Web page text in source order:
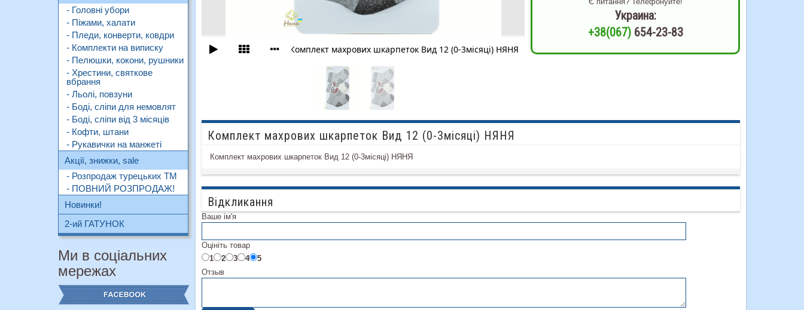
- Головні убори
- Піжами, халати
- Пледи, конверти, ковдри
- Комплекти на виписку
- Пелюшки, кокони, рушники
- Хрестини, святкове
вбрання
- Льолі, повзуни
- Боді, сліпи для немовлят
- Боді, сліпи від 3 місяців
- Кофти, штани
- Рукавички на манжеті
Акції, знижки, sale
- Розпродаж турецьких ТМ
- ПОВНИЙ РОЗПРОДАЖ!
Новинки!
2-ий ГАТУНОК
Ми в соціальних
мережах
Комплект махрових шкарпеток Вид 12 (0-3місяці) НЯНЯ
Украина:
+38(067)654-23-83
Комплект махрових шкарпеток Вид 12 (0-3місяці) НЯНЯ
Комплект махрових шкарпеток Вид 12 (0-3місяці) НЯНЯ
Відкликання
Ваше ім'я
Оцініть товар
1
2 3 4
5
Отзыв